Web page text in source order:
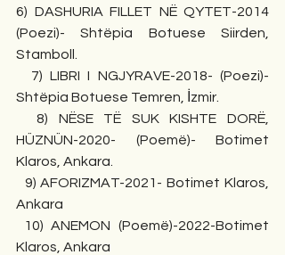
6) DASHURIA FILLET NË QYTET-2014
(Poezi)- Shtëpia Botuese Siirden,
Stamboll.
7) LIBRI I NGJYRAVE-2018- (Poezi)-
Shtëpia Botuese Temren, İzmir.
8) NËSE TË SUK KISHTE DORË,
HÜZNÜN-2020- (Poemë)- Botimet
Klaros, Ankara.
9) AFORIZMAT-2021- Botimet Klaros,
Ankara
10) ANEMON (Poemë)-2022-Botimet
Klaros, Ankara